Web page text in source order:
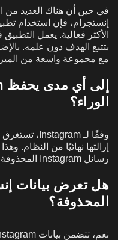
في حين أن هناك العديد من
الأكثر فعالية. يعمل
بتتبع الهدف دون علمه.
مع مجموعة واسعة من
الوراء؟
إزالتها نهائيًا من النظام.
رسائل Instagram المحذوفة بعد هذه الفترة.
هل تعرض بيانات
المحذوفة؟